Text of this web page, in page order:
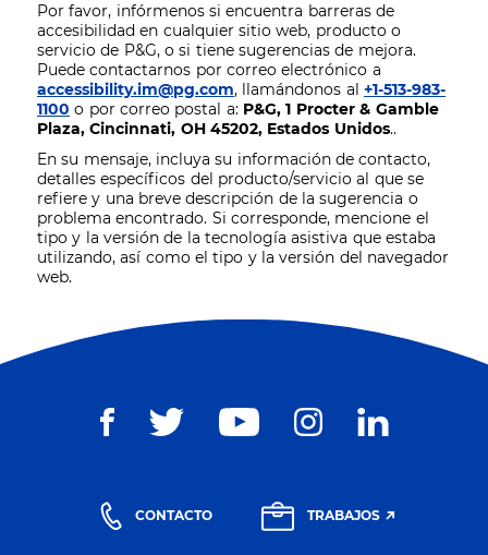
Por favor, infórmenos si encuentra barreras de
accesibilidad en cualquier sitio web, producto o
servicio de P&G, o si tiene sugerencias de mejora.
Puede contactarnos por correo electrónico a
accessibility.im@pg.com, llamándonos al+1-513-983-
1100 o por correo postal a: P&G, 1 Procter & Gamble
Plaza, Cincinnati, OH 45202, Estados Unidos..
En su mensaje, incluya su información de contacto,
detalles específicos del producto/servicio al que se
refiere y una breve descripción de la sugerencia o
problema encontrado. Si corresponde, mencione el
tipo y la versión de la tecnología asistiva que estaba
utilizando, así como el tipo y la versión del navegador
web.
CONTACTO TRABAJOS